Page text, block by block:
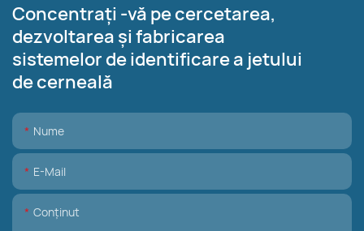
Concentrați -vă pe cercetarea,
dezvoltarea și fabricarea
sistemelor de identificare a jetului
de cerneală
Nume
E-Mail
Conţinut